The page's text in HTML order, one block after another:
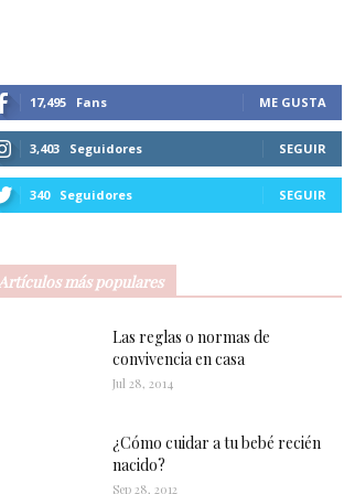
17,495 Fans ME GUSTA
3,403 Seguidores SEGUIR
340 Seguidores SEGUIR
más populares
Las reglas o normas de
convivencia en casa
Jul 28, 2014
¿Cómo cuidar a tu bebé recién
nacido?
Sep 28, 2012